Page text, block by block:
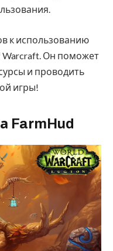
к использованию
Warcraft. Он поможет
и проводить
игры!
FarmHud